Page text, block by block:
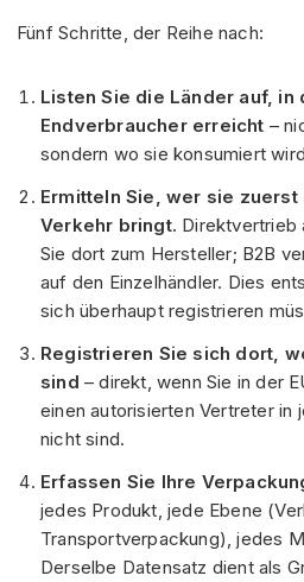
Fünf Schritte, der Reihe nach:
Listen Sie die Länder auf, in
Endverbraucher erreicht –
sondern wo sie konsumiert
Ermitteln Sie, wer sie
Verkehr bringt. Direktvertrieb
Sie dort zum Hersteller; B2B
auf den Einzelhändler. Dies
sich überhaupt registrieren
Registrieren Sie sich dort,
sind – direkt, wenn Sie in der
einen autorisierten Vertreter in
nicht sind.
Erfassen Sie Ihre
jedes Produkt, jede Ebene
Transportverpackung), jedes
Derselbe Datensatz dient als